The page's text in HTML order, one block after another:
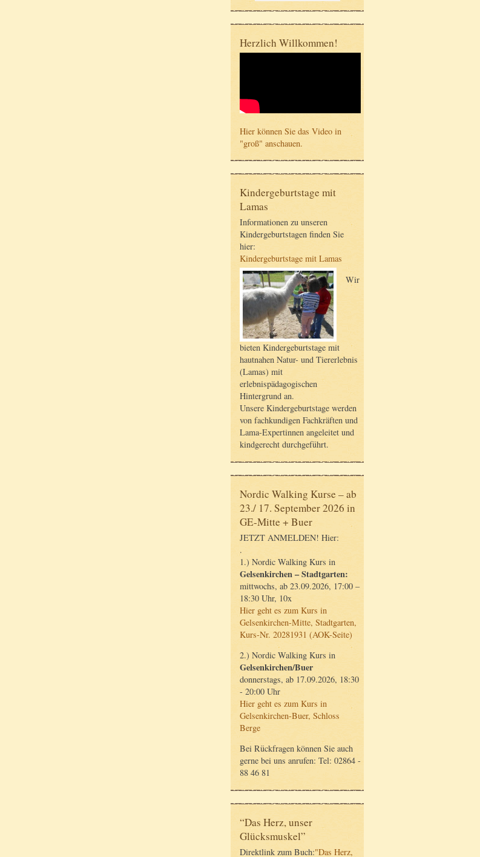
Herzlich Willkommen!
Hier können Sie das Video in
"groß" anschauen.
Kindergeburtstage mit
Lamas
Informationen zu unseren
Kindergeburtstagen finden Sie
hier:
Kindergeburtstage mit Lamas
Wir
bieten Kindergeburtstage mit
hautnahen Natur- und Tiererlebnis
(Lamas) mit
erlebnispädagogischen
Hintergrund an.
Unsere Kindergeburtstage werden
von fachkundigen Fachkräften und
Lama-Expertinnen angeleitet und
kindgerecht durchgeführt.
Nordic Walking Kurse – ab
23./ 17. September 2026 in
GE-Mitte + Buer
JETZT ANMELDEN! Hier:
.
1.) Nordic Walking Kurs in
Gelsenkirchen – Stadtgarten:
mittwochs, ab 23.09.2026, 17:00 –
18:30 Uhr, 10x
Hier geht es zum Kurs in
Gelsenkirchen-Mitte, Stadtgarten,
Kurs-Nr. 20281931 (AOK-Seite)
2.) Nordic Walking Kurs in
Gelsenkirchen/Buer
donnerstags, ab 17.09.2026, 18:30
- 20:00 Uhr
Hier geht es zum Kurs in
Gelsenkirchen-Buer, Schloss
Berge
Bei Rückfragen können Sie auch
gerne bei uns anrufen: Tel: 02864 -
88 46 81
“Das Herz, unser
Glücksmuskel”
Direktlink zum Buch:"Das Herz,